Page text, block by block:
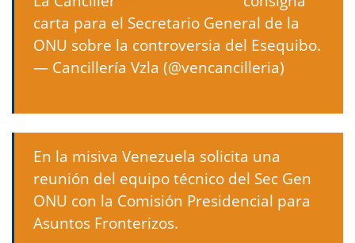
carta para el Secretario General de la
ONU sobre la controversia del Esequibo.
— Cancillería Vzla (@vencancilleria)
En la misiva Venezuela solicita una
reunión del equipo técnico del Sec Gen
ONU con la Comisión Presidencial para
Asuntos Fronterizos.